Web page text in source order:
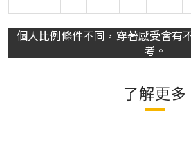
個人比例條件不同，穿著感受會有
考。
了解更多